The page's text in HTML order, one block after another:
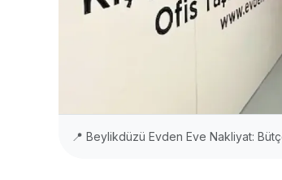
📍 Beylikdüzü Evden Eve Nakliyat: